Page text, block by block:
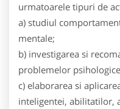
urmatoarele tipuri de
a) studiul
mentale;
b) investigarea si
problemelor
c) elaborarea si
inteligentei, abilitatilor,